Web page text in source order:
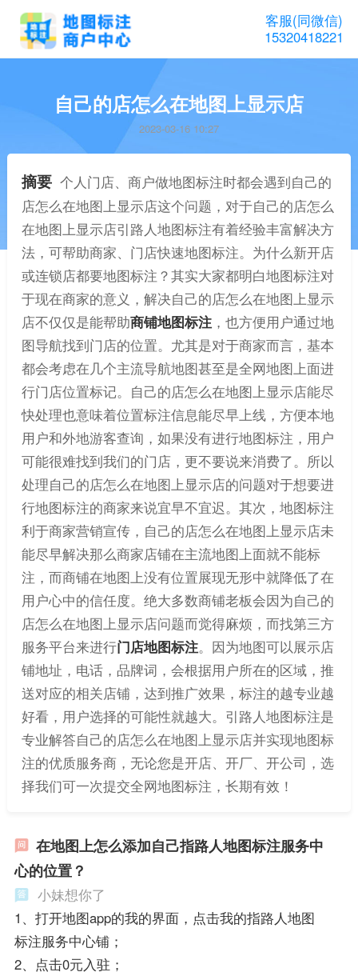
客服(同微信)
15320418221
自己的店怎么在地图上显示店
2023-03-16 10:27
摘要 个人门店、商户做地图标注时都会遇到自己的
店怎么在地图上显示店这个问题，对于自己的店怎么
在地图上显示店引路人地图标注有着经验丰富解决方
法，可帮助商家、门店快速地图标注。为什么新开店
或连锁店都要地图标注？其实大家都明白地图标注对
于现在商家的意义，解决自己的店怎么在地图上显示
店不仅仅是能帮助商铺地图标注，也方便用户通过地
图导航找到门店的位置。尤其是对于商家而言，基本
都会考虑在几个主流导航地图甚至是全网地图上面进
行门店位置标记。自己的店怎么在地图上显示店能尽
快处理也意味着位置标注信息能尽早上线，方便本地
用户和外地游客查询，如果没有进行地图标注，用户
可能很难找到我们的门店，更不要说来消费了。所以
处理自己的店怎么在地图上显示店的问题对于想要进
行地图标注的商家来说宜早不宜迟。其次，地图标注
利于商家营销宣传，自己的店怎么在地图上显示店未
能尽早解决那么商家店铺在主流地图上面就不能标
注，而商铺在地图上没有位置展现无形中就降低了在
用户心中的信任度。绝大多数商铺老板会因为自己的
店怎么在地图上显示店问题而觉得麻烦，而找第三方
服务平台来进行门店地图标注。因为地图可以展示店
铺地址，电话，品牌词，会根据用户所在的区域，推
送对应的相关店铺，达到推广效果，标注的越专业越
好看，用户选择的可能性就越大。引路人地图标注是
专业解答自己的店怎么在地图上显示店并实现地图标
注的优质服务商，无论您是开店、开厂、开公司，选
择我们可一次提交全网地图标注，长期有效！
在地图上怎么添加自己指路人地图标注服务中
心的位置？
小妹想你了
1、打开地图app的我的界面，点击我的指路人地图
标注服务中心铺；
2、点击0元入驻；